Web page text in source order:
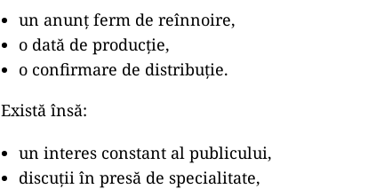
un anunț ferm de reînnoire,
o dată de producție,
o confirmare de distribuție.
Există însă:
un interes constant al publicului,
discuții în presă de specialitate,